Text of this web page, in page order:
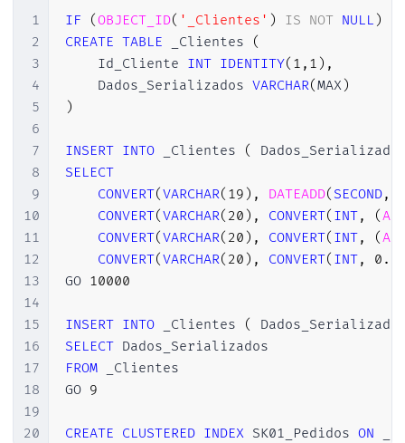
1
2
3
4
5
6
7
8
9
10
11
12
13
14
15
16
17
18
19
20
IF (OBJECT_ID( '_Clientes' ) IS NOT NULL )
CREATE TABLE _Clientes
(
    Id_Cliente
INT IDENTITY( 1 , 1 ) ,
    Dados_Serializados
VARCHAR(MAX)
)
INSERT INTO _Clientes (
SELECT
CONVERT(VARCHAR( 19 ) , DATEADD( SECOND,
CONVERT(VARCHAR( 20 ) , CONVERT( INT, (
CONVERT(VARCHAR( 20 ) , CONVERT( INT, (
CONVERT(VARCHAR( 20 ) , CONVERT( INT,
GO 10000
INSERT INTO _Clientes (
SELECT
FROM _Clientes
GO 9
CREATE CLUSTERED INDEX SK01_Pedidos ON